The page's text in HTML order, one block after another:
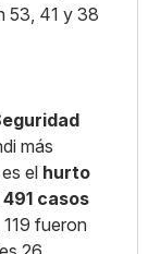
53, 41 y 38
más
el hurto
491 casos
fueron